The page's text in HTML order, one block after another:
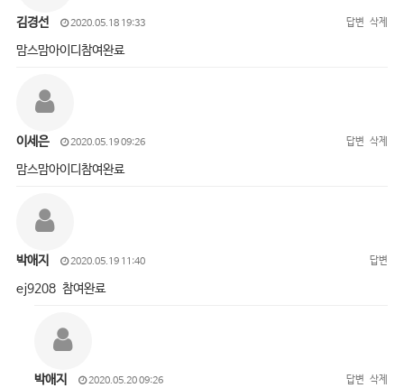
김경선 2020.05.18 19:33 답변 삭제
맘스맘아이디참여완료
이세은 2020.05.19 09:26 답변 삭제
맘스맘아이디참여완료
박애지 2020.05.19 11:40 답변
ej9208 참여완료
박애지 2020.05.20 09:26 답변 삭제